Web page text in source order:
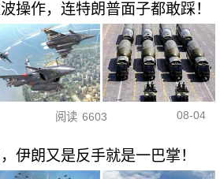
操作，连特朗普面子都敢踩！
阅读 6603 08-04
伊朗又是反手就是一巴掌！